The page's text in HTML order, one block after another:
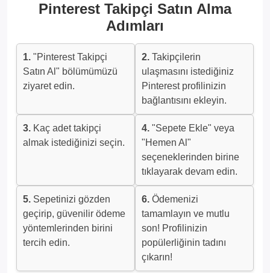
Pinterest Takipçi Satın Alma
Adımları
1. "Pinterest Takipçi
Satın Al" bölümümüzü
ziyaret edin.
2. Takipçilerin
ulaşmasını istediğiniz
Pinterest profilinizin
bağlantısını ekleyin.
3. Kaç adet takipçi
almak istediğinizi seçin.
4. "Sepete Ekle" veya
"Hemen Al"
seçeneklerinden birine
tıklayarak devam edin.
5. Sepetinizi gözden
geçirip, güvenilir ödeme
yöntemlerinden birini
tercih edin.
6. Ödemenizi
tamamlayın ve mutlu
son! Profilinizin
popülerliğinin tadını
çıkarın!